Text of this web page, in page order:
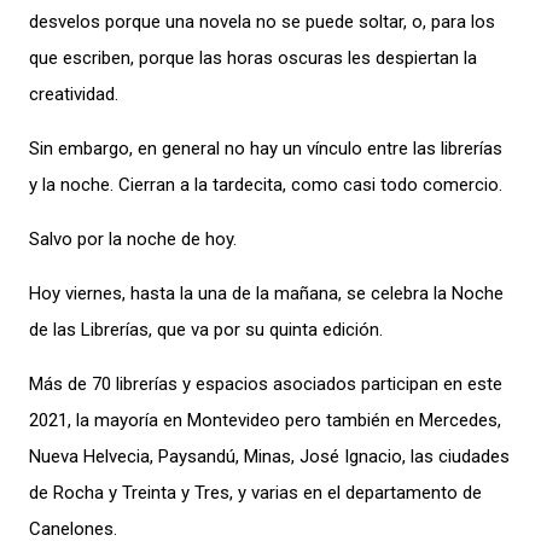
desvelos porque una novela no se puede soltar, o, para los
que escriben, porque las horas oscuras les despiertan la
creatividad.
Sin embargo, en general no hay un vínculo entre las librerías
y la noche. Cierran a la tardecita, como casi todo comercio.
Salvo por la noche de hoy.
Hoy viernes, hasta la una de la mañana, se celebra la Noche
de las Librerías, que va por su quinta edición.
Más de 70 librerías y espacios asociados participan en este
2021, la mayoría en Montevideo pero también en Mercedes,
Nueva Helvecia, Paysandú, Minas, José Ignacio, las ciudades
de Rocha y Treinta y Tres, y varias en el departamento de
Canelones.